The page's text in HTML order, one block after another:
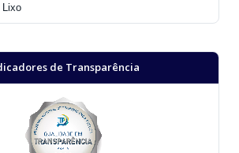
Lixo
de Transparência